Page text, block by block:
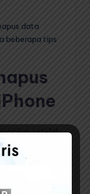
data
beberapa tips
setelah
baiknya kalian
data